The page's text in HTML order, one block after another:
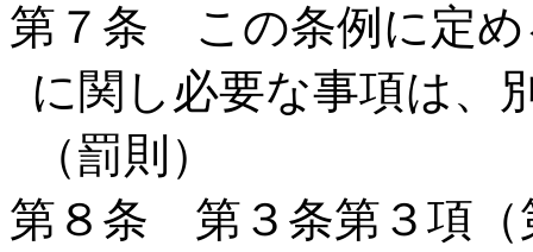
第７条 この条例に定め
に関し必要な事項は、
（罰則）
第８条 第３条第３項（